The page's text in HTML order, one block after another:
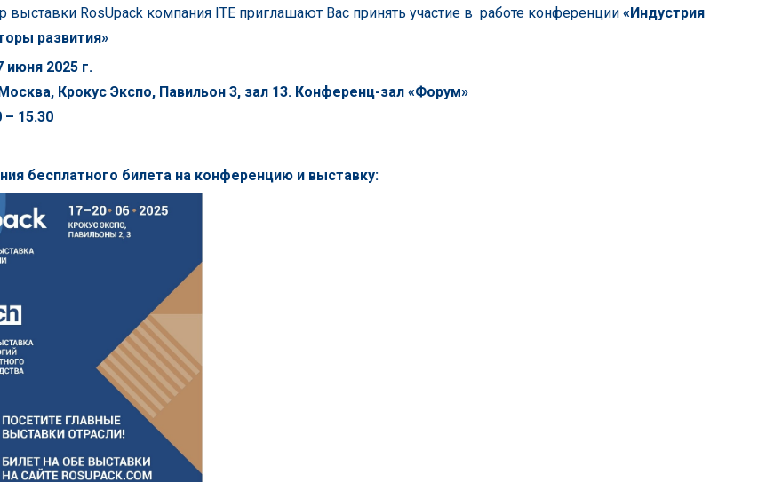
выставки RosUpack компания ITE приглашают Вас принять участие в работе конференции «Индустрия
развития»
июня 2025 г.
Крокус Экспо, Павильон 3, зал 13. Конференц-зал «Форум»
– 15.30
бесплатного билета на конференцию и выставку: